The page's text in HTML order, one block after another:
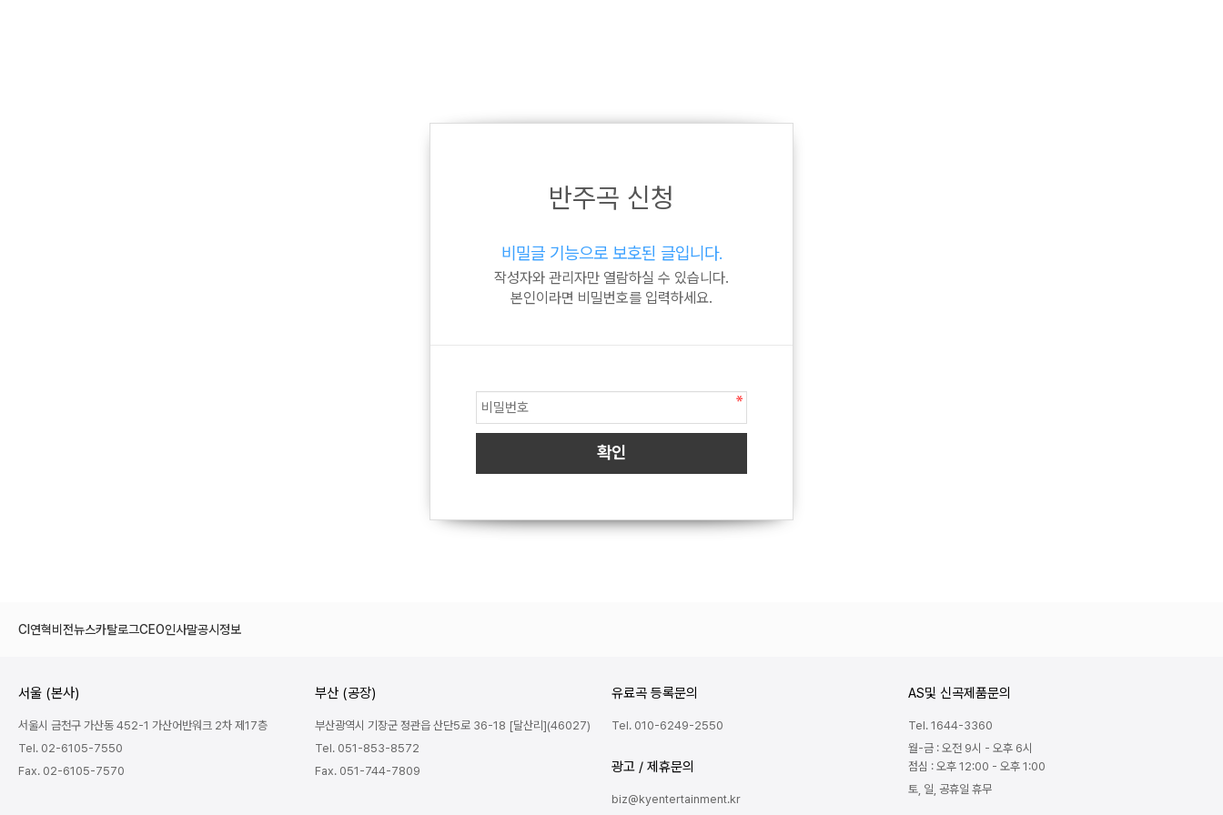
반주곡 신청
비밀글 기능으로 보호된 글입니다.
작성자와 관리자만 열람하실 수 있습니다.
본인이라면 비밀번호를 입력하세요.
CI연혁비전뉴스카탈로그CEO인사말공시정보
서울 (본사)
서울시 금천구 가산동 452-1 가산어반워크 2차 제17층
Tel. 02-6105-7550
Fax. 02-6105-7570
부산 (공장)
부산광역시 기장군 정관읍 산단5로 36-18 [달산리](46027)
Tel. 051-853-8572
Fax. 051-744-7809
유료곡 등록문의
Tel. 010-6249-2550
광고 / 제휴문의
biz@kyentertainment.kr
AS및 신곡제품문의
Tel. 1644-3360
월-금 : 오전 9시 - 오후 6시
점심 : 오후 12:00 - 오후 1:00
토, 일, 공휴일 휴무